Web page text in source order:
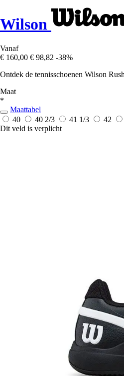
Wilson
Vanaf
€ 160,00 € 98,82 -38%
Ontdek de tennisschoenen Wilson
Maat
*
Maattabel
40
40 2/3 41 1/3 42
Dit veld is verplicht